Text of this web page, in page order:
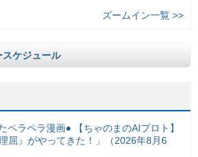
ズームイン一覧 >>
スケジュール
ペラペラ漫画● 【ちゃのまのAIプロト】
屈』がやってきた！」（2026年8月6